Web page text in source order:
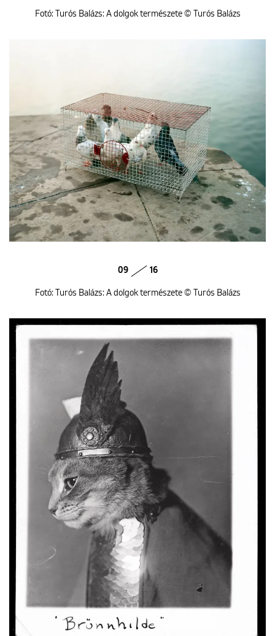
Fotó: Turós Balázs: A dolgok természete © Turós Balázs
09 16
Fotó: Turós Balázs: A dolgok természete © Turós Balázs